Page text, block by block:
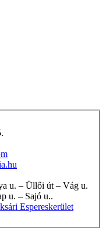
u. – Sajó u..
Espereskerület